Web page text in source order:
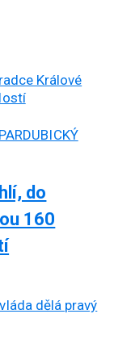
PARDUBICKÝ
do
160